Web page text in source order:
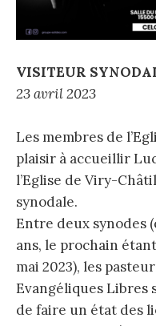
VISITEUR
23 avril 2023
Les membres de
plaisir à accueillir
l’Eglise de Viry-
synodale.
Entre deux synodes
ans, le prochain
mai 2023), les
Evangéliques Libres
de faire un état des